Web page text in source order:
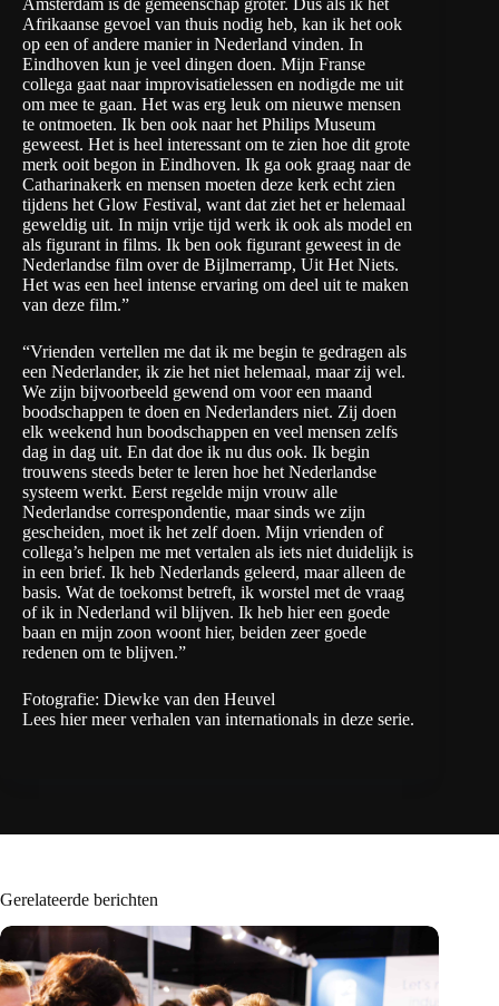
Afrikaanse gevoel van thuis nodig heb, kan ik het ook
op een of andere manier in Nederland vinden. In
Eindhoven kun je veel dingen doen. Mijn Franse
collega gaat naar improvisatielessen en nodigde me uit
om mee te gaan. Het was erg leuk om nieuwe mensen
te ontmoeten. Ik ben ook naar het Philips Museum
geweest. Het is heel interessant om te zien hoe dit grote
merk ooit begon in Eindhoven. Ik ga ook graag naar de
Catharinakerk en mensen moeten deze kerk echt zien
tijdens het Glow Festival, want dat ziet het er helemaal
geweldig uit. In mijn vrije tijd werk ik ook als model en
als figurant in films. Ik ben ook figurant geweest in de
Nederlandse film over de Bijlmerramp, Uit Het Niets.
Het was een heel intense ervaring om deel uit te maken
van deze film.”
“Vrienden vertellen me dat ik me begin te gedragen als
een Nederlander, ik zie het niet helemaal, maar zij wel.
We zijn bijvoorbeeld gewend om voor een maand
boodschappen te doen en Nederlanders niet. Zij doen
elk weekend hun boodschappen en veel mensen zelfs
dag in dag uit. En dat doe ik nu dus ook. Ik begin
trouwens steeds beter te leren hoe het Nederlandse
systeem werkt. Eerst regelde mijn vrouw alle
Nederlandse correspondentie, maar sinds we zijn
gescheiden, moet ik het zelf doen. Mijn vrienden of
collega’s helpen me met vertalen als iets niet duidelijk is
in een brief. Ik heb Nederlands geleerd, maar alleen de
basis. Wat de toekomst betreft, ik worstel met de vraag
of ik in Nederland wil blijven. Ik heb hier een goede
baan en mijn zoon woont hier, beiden zeer goede
redenen om te blijven.”
Fotografie: Diewke van den Heuvel
Lees hiermeer verhalen van internationals in deze serie.
Gerelateerde berichten